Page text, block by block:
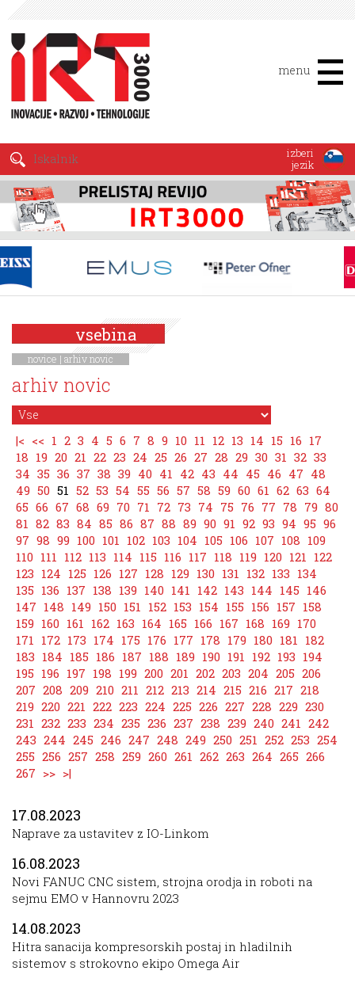
menu
izberi
jezik
vsebina
novice | arhiv novic
arhiv novic
|< << 1 2 3 4 5 6 7 8 9 10 11 12 13 14 15 16 17
18 19 20 21 22 23 24 25 26 27 28 29 30 31 32 33
34 35 36 37 38 39 40 41 42 43 44 45 46 47 48
49 50 51 52 53 54 55 56 57 58 59 60 61 62 63 64
65 66 67 68 69 70 71 72 73 74 75 76 77 78 79 80
81 82 83 84 85 86 87 88 89 90 91 92 93 94 95 96
97 98 99 100 101 102 103 104 105 106 107 108 109
110 111 112 113 114 115 116 117 118 119 120 121 122
123 124 125 126 127 128 129 130 131 132 133 134
135 136 137 138 139 140 141 142 143 144 145 146
147 148 149 150 151 152 153 154 155 156 157 158
159 160 161 162 163 164 165 166 167 168 169 170
171 172 173 174 175 176 177 178 179 180 181 182
183 184 185 186 187 188 189 190 191 192 193 194
195 196 197 198 199 200 201 202 203 204 205 206
207 208 209 210 211 212 213 214 215 216 217 218
219 220 221 222 223 224 225 226 227 228 229 230
231 232 233 234 235 236 237 238 239 240 241 242
243 244 245 246 247 248 249 250 251 252 253 254
255 256 257 258 259 260 261 262 263 264 265 266
267 >> >|
17.08.2023
Naprave za ustavitev z IO-Linkom
16.08.2023
Novi FANUC CNC sistem, strojna orodja in roboti na
sejmu EMO v Hannovru 2023
14.08.2023
Hitra sanacija kompresorskih postaj in hladilnih
sistemov s strokovno ekipo Omega Air